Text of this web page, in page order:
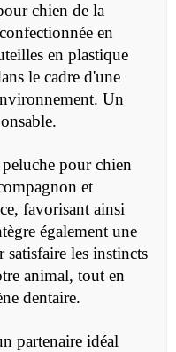
chien de la
en
en plastique
le cadre d'une
Un
pour chien
et
favorisant ainsi
également une
satisfaire les instincts
animal, tout en
dentaire.
partenaire idéal